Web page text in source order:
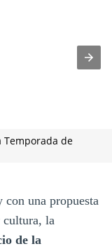
Temporada de
una propuesta
cultura, la
de la